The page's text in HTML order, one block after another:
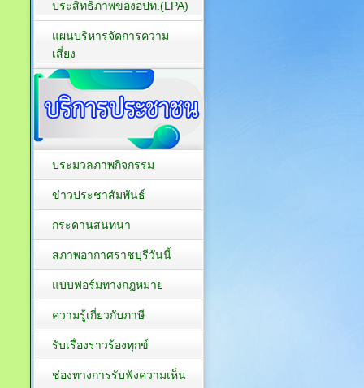
ประสิทธิภาพของอปท.(LPA)
แผนบริหารจัดการความ
เสี่ยง
ประมวลภาพกิจกรรม
ข่าวประชาสัมพันธ์
กระดานสนทนา
สภาพอากาศราชบุรีวันนี้
แบบฟอร์มทางกฎหมาย
ความรู้เกี่ยวกับภาษี
รับเรื่องราวร้องทุกข์
ช่องทางการรับฟังความเห็น